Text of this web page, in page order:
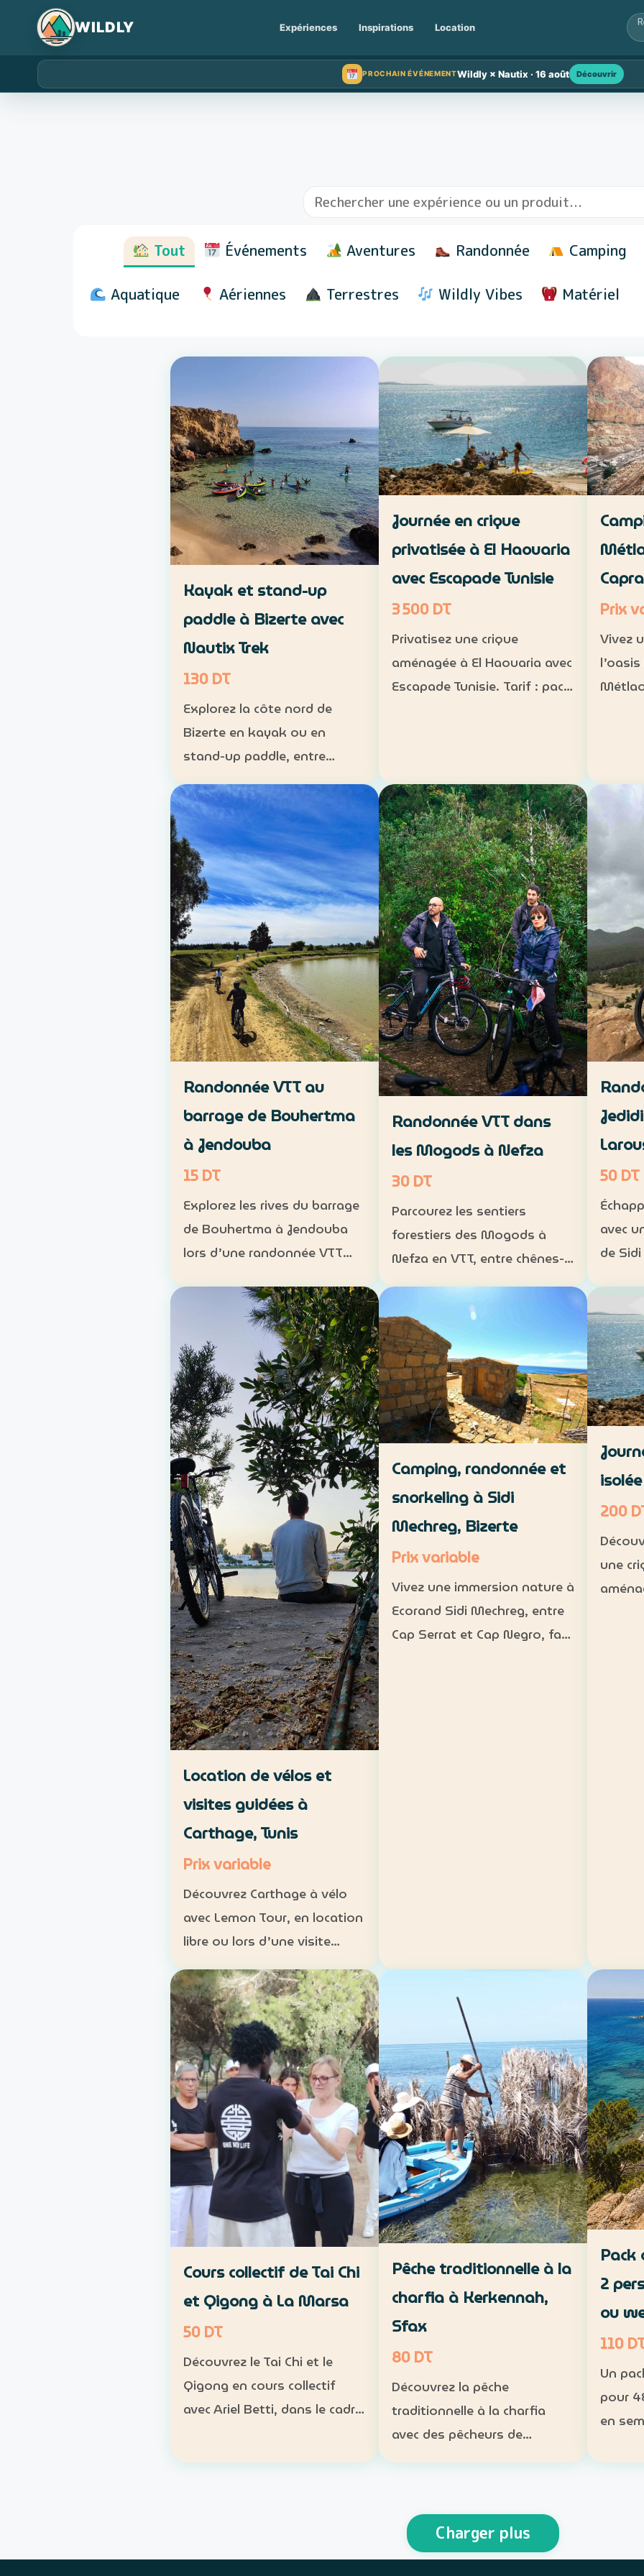
Expériences Inspirations Location
PROCHAIN ÉVÉNEMENTWildly × Nautix · 16 août Découvrir
Tout Événements Aventures Randonnée Camping
Aquatique Aériennes Terrestres Wildly Vibes Matériel
Kayak et stand-up
paddle à Bizerte avec
Nautix Trek
130 DT
Explorez la côte nord de
Bizerte en kayak ou en
stand-up paddle, entre
plage, reliefs et criques
préservées. Durée : environ 2
h 30 Distance : environ 5 km
Niveau : intermédiaire Tarif :
130 DT par personne La
sortie …
Journée en crique
privatisée à El Haouaria
avec Escapade Tunisie
3 500 DT
Privatisez une crique
aménagée à El Haouaria avec
Escapade Tunisie. Tarif : pack
et déjeuner selon la formule
convenue Août 2026 :
complet…
Prix
Vivez
sur
Randonnée VTT au
barrage de Bouhertma
à Jendouba
15 DT
Explorez les rives du barrage
de Bouhertma à Jendouba
lors d’une randonnée VTT
préservé. Durée : environ 1 h
à 1 h 30 Niveau :
intermédiaire Groupe : de 5 à
16 participants Tarif : 15 DT
par perso…
Randonnée VTT dans
les Mogods à Nefza
30 DT
Parcourez les sentiers
forestiers des Mogods à
Nefza en VTT, entre chênes-
lièges, paysages préservés et
savoir-faire local. VTT : 1 h à 1
h 30, niveau intermédiaire —
30 DT par personne Déjeuner
maison : 35 DT par pers…
50 DT
avec
de
11
Location de vélos et
visites guidées à
Carthage, Tunis
Prix variable
Découvrez Carthage à vélo
avec Lemon Tour, en location
libre ou lors d’une visite
guidée. Lieu : Carthage, Tunis
Formules : location libre ou
parcours accompagné
Approche : mobilité douce et
découverte du patrimoine
lo…
Camping, randonnée et
snorkeling à Sidi
Mechreg, Bizerte
Prix variable
Vivez une immersion nature à
Ecorand Sidi Mechreg, entre
Cap Serrat et Cap Negro, face
200
une
Cours collectif de Tai Chi
et Qigong à La Marsa
50 DT
Découvrez le Tai Chi et le
Qigong en cours collectif
avec Ariel Betti, dans le cadre
Pêche traditionnelle à la
charfia à Kerkennah,
Sfax
80 DT
Découvrez la pêche
traditionnelle à la charfia
avec des pêcheurs de
découverte d’une technique
de pêche ancestrale
Pack
2
ou
110
Un
pour
en
Charger plus